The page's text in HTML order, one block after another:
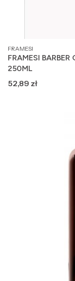
PRODUCENT
FRAMESI
FRAMESI
250ML
Cena
52,89 zł